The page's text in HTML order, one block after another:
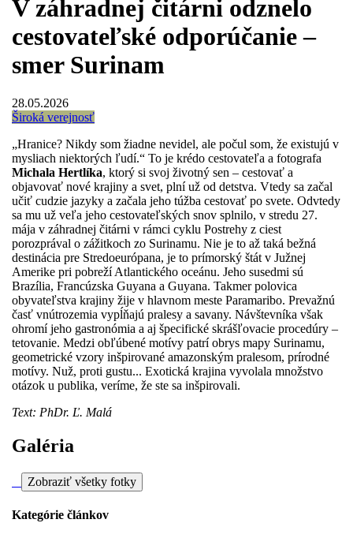
V záhradnej čitárni odznelo
cestovateľské odporúčanie –
smer Surinam
28.05.2026
Široká verejnosť
„Hranice? Nikdy som žiadne nevidel, ale počul som, že existujú v
mysliach niektorých ľudí.“ To je krédo cestovateľa a fotografa
Michala Hertlíka, ktorý si svoj životný sen – cestovať a
objavovať nové krajiny a svet, plní už od detstva. Vtedy sa začal
učiť cudzie jazyky a začala jeho túžba cestovať po svete. Odvtedy
sa mu už veľa jeho cestovateľských snov splnilo, v stredu 27.
mája v záhradnej čitárni v rámci cyklu Postrehy z ciest
porozprával o zážitkoch zo Surinamu. Nie je to až taká bežná
destinácia pre Stredoeurópana, je to prímorský štát v Južnej
Amerike pri pobreží Atlantického oceánu. Jeho susedmi sú
Brazília, Francúzska Guyana a Guyana. Takmer polovica
obyvateľstva krajiny žije v hlavnom meste Paramaribo. Prevažnú
časť vnútrozemia vypĺňajú pralesy a savany. Návštevníka však
ohromí jeho gastronómia a aj špecifické skrášľovacie procedúry –
tetovanie. Medzi obľúbené motívy patrí obrys mapy Surinamu,
geometrické vzory inšpirované amazonským pralesom, prírodné
motívy. Nuž, proti gustu... Exotická krajina vyvolala množstvo
otázok u publika, veríme, že ste sa inšpirovali.
Text: PhDr. Ľ. Malá
Galéria
Zobraziť všetky fotky
Kategórie článkov